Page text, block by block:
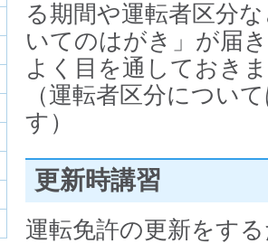
る期間や運転者区分
いてのはがき」が届
よく目を通しておき
（運転者区分につい
す）
更新時講習
運転免許の更新をす